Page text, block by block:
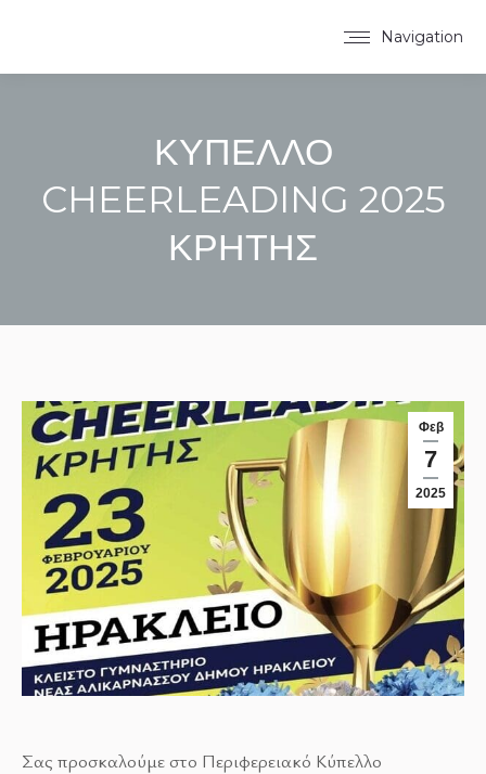
Navigation
ΚΥΠΕΛΛΟ
CHEERLEADING 2025
ΚΡΗΤΗΣ
Φεβ
7
2025
Σας προσκαλούμε στο Περιφερειακό Κύπελλο